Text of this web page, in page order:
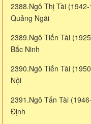
2388.Ngô Thị Tài
Quảng Ngãi
2389.Ngô Tiến Tài
Bắc Ninh
2390.Ngô Tiến Tài
Nội
2391.Ngô Tấn Tài
Định